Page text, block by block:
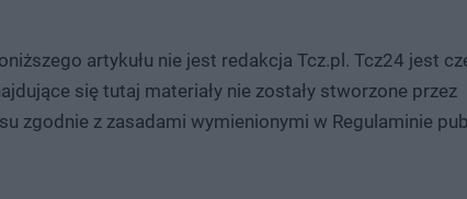
artykułu nie jest redakcja Tcz.pl. Tcz24 jest
się tutaj materiały nie zostały stworzone przez
zgodnie z zasadami wymienionymi w Regulaminie